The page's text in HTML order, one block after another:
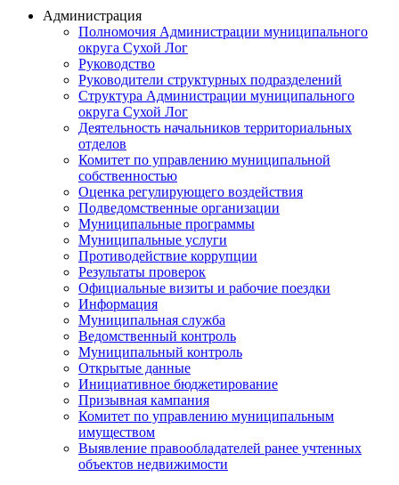
Администрация
Полномочия Администрации муниципального
округа Сухой Лог
Руководство
Руководители структурных подразделений
Структура Администрации муниципального
округа Сухой Лог
Деятельность начальников территориальных
отделов
Комитет по управлению муниципальной
собственностью
Оценка регулирующего воздействия
Подведомственные организации
Муниципальные программы
Муниципальные услуги
Противодействие коррупции
Результаты проверок
Официальные визиты и рабочие поездки
Информация
Муниципальная служба
Ведомственный контроль
Муниципальный контроль
Открытые данные
Инициативное бюджетирование
Призывная кампания
Комитет по управлению муниципальным
имуществом
Выявление правообладателей ранее учтенных
объектов недвижимости